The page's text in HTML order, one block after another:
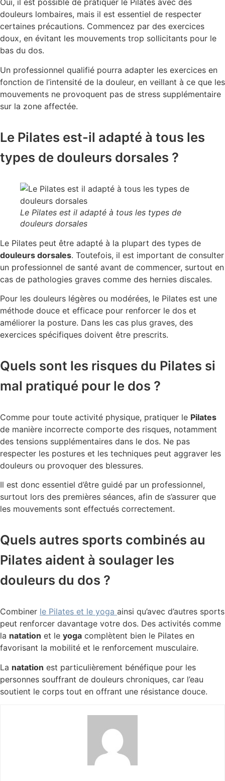
Oui, il est possible de pratiquer le Pilates avec des
douleurs lombaires, mais il est essentiel de respecter
certaines précautions. Commencez par des exercices
doux, en évitant les mouvements trop sollicitants pour le
bas du dos.
Un professionnel qualifié pourra adapter les exercices en
fonction de l’intensité de la douleur, en veillant à ce que les
mouvements ne provoquent pas de stress supplémentaire
sur la zone affectée.
Le Pilates est-il adapté à tous les
types de douleurs dorsales ?
Le Pilates est il adapté à tous les types de
douleurs dorsales
Le Pilates peut être adapté à la plupart des types de
douleurs dorsales. Toutefois, il est important de consulter
un professionnel de santé avant de commencer, surtout en
cas de pathologies graves comme des hernies discales.
Pour les douleurs légères ou modérées, le Pilates est une
méthode douce et efficace pour renforcer le dos et
améliorer la posture. Dans les cas plus graves, des
exercices spécifiques doivent être prescrits.
Quels sont les risques du Pilates si
mal pratiqué pour le dos ?
Comme pour toute activité physique, pratiquer le Pilates
de manière incorrecte comporte des risques, notamment
des tensions supplémentaires dans le dos. Ne pas
respecter les postures et les techniques peut aggraver les
douleurs ou provoquer des blessures.
Il est donc essentiel d’être guidé par un professionnel,
surtout lors des premières séances, afin de s’assurer que
les mouvements sont effectués correctement.
Quels autres sports combinés au
Pilates aident à soulager les
douleurs du dos ?
Combiner le Pilates et le yoga ainsi qu’avec d’autres sports
peut renforcer davantage votre dos. Des activités comme
la natation et le yoga complètent bien le Pilates en
favorisant la mobilité et le renforcement musculaire.
La natation est particulièrement bénéfique pour les
personnes souffrant de douleurs chroniques, car l’eau
soutient le corps tout en offrant une résistance douce.